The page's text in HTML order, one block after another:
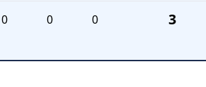
0 0 0 3